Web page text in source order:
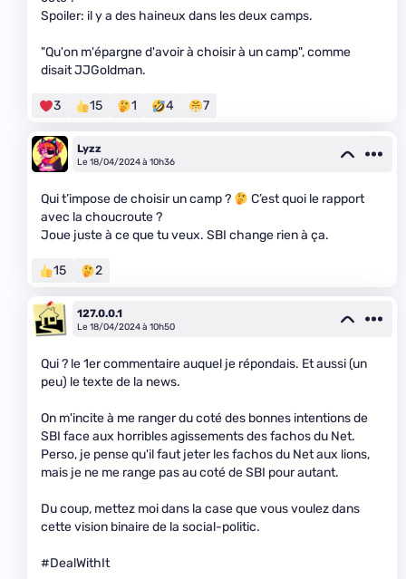
Spoiler: il y a des haineux dans les deux camps.
"Qu'on m'épargne d'avoir à choisir à un camp", comme
disait JJGoldman.
3 15 1 4 7
Lyzz
Le 18/04/2024 à 10h36
Qui t’impose de choisir un camp ?
C’est quoi le rapport
avec la choucroute ?
Joue juste à ce que tu veux. SBI change rien à ça.
15 2
127.0.0.1
Le 18/04/2024 à 10h50
Qui ? le 1er commentaire auquel je répondais. Et aussi (un
peu) le texte de la news.
On m'incite à me ranger du coté des bonnes intentions de
SBI face aux horribles agissements des fachos du Net.
Perso, je pense qu'il faut jeter les fachos du Net aux lions,
mais je ne me range pas au coté de SBI pour autant.
Du coup, mettez moi dans la case que vous voulez dans
cette vision binaire de la social-politic.
#DealWithIt